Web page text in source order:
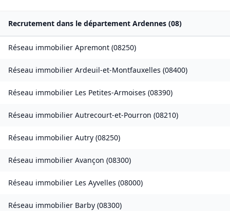
Recrutement dans le département Ardennes (08)
Réseau immobilier Apremont (08250)
Réseau immobilier Ardeuil-et-Montfauxelles (08400)
Réseau immobilier Les Petites-Armoises (08390)
Réseau immobilier Autrecourt-et-Pourron (08210)
Réseau immobilier Autry (08250)
Réseau immobilier Avançon (08300)
Réseau immobilier Les Ayvelles (08000)
Réseau immobilier Barby (08300)